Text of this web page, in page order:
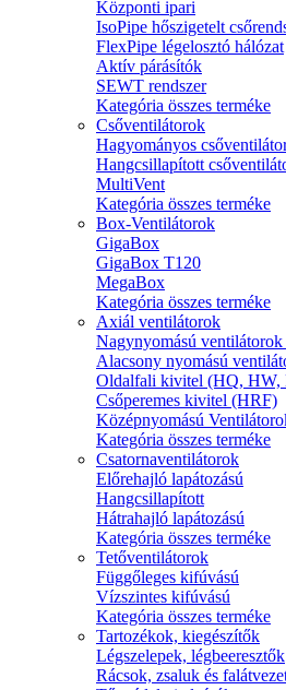
Központi ipari
IsoPipe hőszigetelt
FlexPipe légelosztó hálózat
Aktív párásítók
SEWT rendszer
Kategória összes terméke
Csőventilátorok
Hagyományos
Hangcsillapított
MultiVent
Kategória összes terméke
Box-Ventilátorok
GigaBox
GigaBox T120
MegaBox
Kategória összes terméke
Axiál ventilátorok
Nagynyomású
Alacsony nyomású
Oldalfali kivitel (HQ, HW,
Csőperemes kivitel (HRF)
Középnyomású
Kategória összes terméke
Csatornaventilátorok
Előrehajló lapátozású
Hangcsillapított
Hátrahajló lapátozású
Kategória összes terméke
Tetőventilátorok
Függőleges kifúvású
Vízszintes kifúvású
Kategória összes terméke
Tartozékok, kiegészítők
Légszelepek, légbeeresztők
Rácsok, zsaluk és